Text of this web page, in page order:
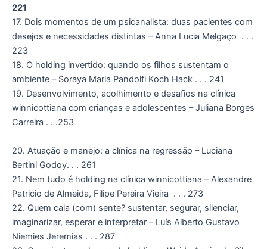
221
17. Dois momentos de um psicanalista: duas pacientes com
desejos e necessidades distintas – Anna Lucia Melgaço . . .
223
18. O holding invertido: quando os filhos sustentam o
ambiente – Soraya Maria Pandolfi Koch Hack . . . 241
19. Desenvolvimento, acolhimento e desafios na clínica
winnicottiana com crianças e adolescentes – Juliana Borges
Carreira . . .253
20. Atuação e manejo: a clínica na regressão – Luciana
Bertini Godoy. . . 261
21. Nem tudo é holding na clínica winnicottiana – Alexandre
Patricio de Almeida, Filipe Pereira Vieira . . . 273
22. Quem cala (com) sente? sustentar, segurar, silenciar,
imaginarizar, esperar e interpretar – Luís Alberto Gustavo
Niemies Jeremias . . . 287